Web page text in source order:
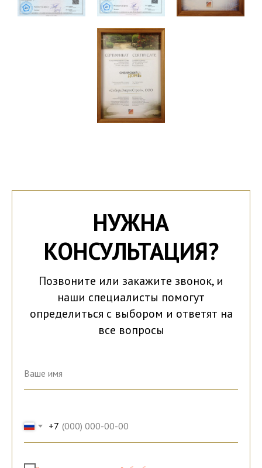
НУЖНА
КОНСУЛЬТАЦИЯ?
Позвоните или закажите звонок, и
наши специалисты помогут
определиться с выбором и ответят на
все вопросы
+7